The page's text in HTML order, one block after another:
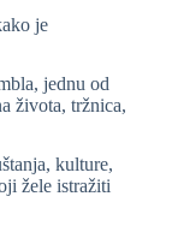
je
jednu od
života, tržnica,
kulture,
žele istražiti